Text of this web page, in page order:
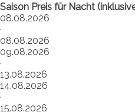
Saison Preis für Nacht
08.08.2026
·
08.08.2026
09.08.2026
·
13.08.2026
14.08.2026
·
15.08.2026